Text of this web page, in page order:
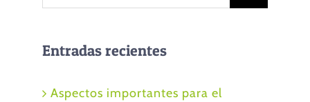
Entradas recientes
Aspectos importantes para el